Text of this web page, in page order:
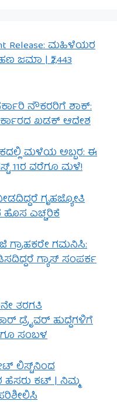
Release: ಮಹಿಳೆಯರ
ಜಮಾ | ₹2,443
ಸರ್ಕಾರಿ ನೌಕರರಿಗೆ ಶಾಕ್:
ಖಡಕ್ ಆದೇಶ
ಮಳೆಯ ಅಬ್ಬರ: ಈ
11ರ ವರೆಗೂ ಮಳೆ!
ಗೃಹಜ್ಯೋತಿ
ಎಚ್ಚರಿಕೆ
ಗ್ರಾಹಕರೇ ಗಮನಿಸಿ:
ಗ್ಯಾಸ್ ಸಂಪರ್ಕ
ತರಗತಿ
ಡ್ರೈವರ್ ಹುದ್ದೆಗಳಿಗೆ
ಸಂಬಳ
ಲಿಸ್ಟ್‌ನಿಂದ
ಕಟ್ | ನಿಮ್ಮ